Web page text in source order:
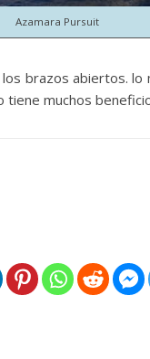
Azamara Pursuit
los brazos abiertos.
tiene muchos